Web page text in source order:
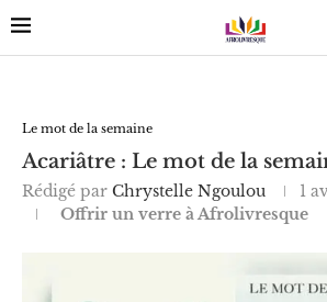
Le mot de la semaine
Acariâtre : Le mot de la
Rédigé par Chrystelle Ngoulou
1
Offrir un verre à Afrolivresque